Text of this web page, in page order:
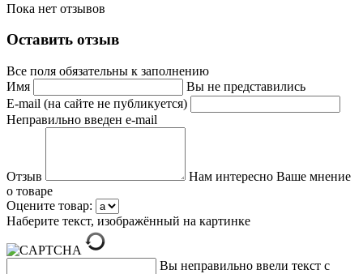
Пока нет отзывов
Оставить отзыв
Все поля обязательны к заполнению
Имя
Вы не представились
E-mail (на сайте не публикуется)
Неправильно введен e-mail
Отзыв
Нам интересно Ваше мнение
о товаре
Оцените товар:
Наберите текст, изображённый на картинке
Вы неправильно ввели текст с